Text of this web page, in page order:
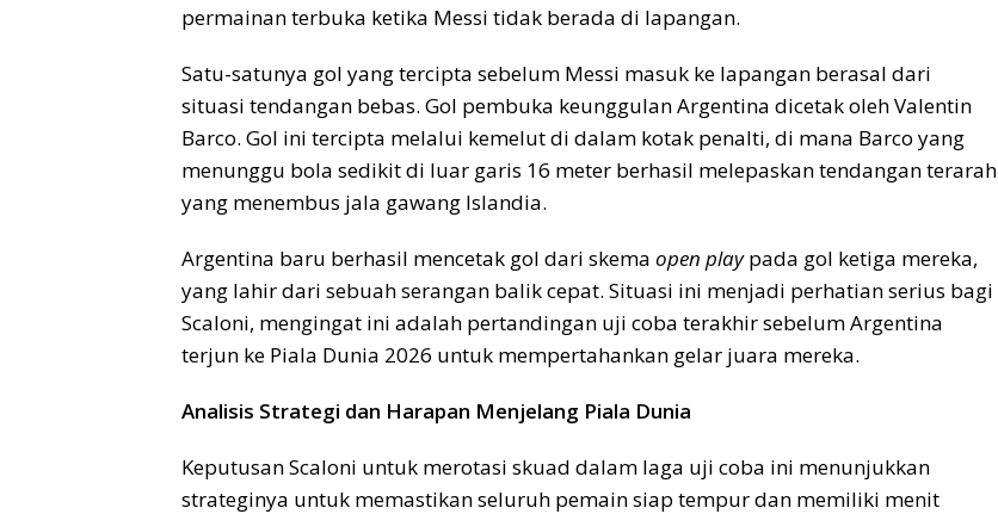
permainan terbuka ketika Messi tidak berada di lapangan.
Satu-satunya gol yang tercipta sebelum Messi masuk ke lapangan berasal dari
situasi tendangan bebas. Gol pembuka keunggulan Argentina dicetak oleh Valentin
Barco. Gol ini tercipta melalui kemelut di dalam kotak penalti, di mana Barco yang
menunggu bola sedikit di luar garis 16 meter berhasil melepaskan tendangan terarah
yang menembus jala gawang Islandia.
Argentina baru berhasil mencetak gol dari skema open playpada gol ketiga mereka,
yang lahir dari sebuah serangan balik cepat. Situasi ini menjadi perhatian serius bagi
Scaloni, mengingat ini adalah pertandingan uji coba terakhir sebelum Argentina
terjun ke Piala Dunia 2026 untuk mempertahankan gelar juara mereka.
Analisis Strategi dan Harapan Menjelang Piala Dunia
Keputusan Scaloni untuk merotasi skuad dalam laga uji coba ini menunjukkan
strateginya untuk memastikan seluruh pemain siap tempur dan memiliki menit